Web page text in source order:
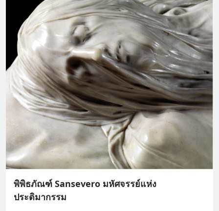
พิพิธภัณฑ์ Sansevero มหัศจรรย์แห่ง
ประติมากรรม